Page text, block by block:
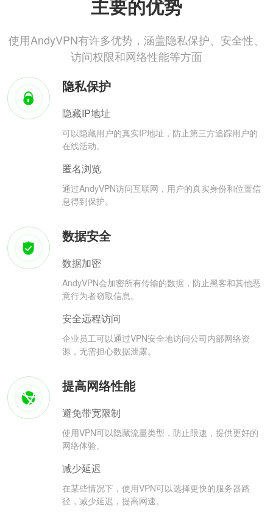
主要的优势
使用AndyVPN有许多优势，涵盖隐私保护、安全性、
访问权限和网络性能等方面
隐私保护
隐藏IP地址
可以隐藏用户的真实IP地址，防止第三方追踪用户的
在线活动。
匿名浏览
通过AndyVPN访问互联网，用户的真实身份和位置信
息得到保护。
数据安全
数据加密
AndyVPN会加密所有传输的数据，防止黑客和其他恶
意行为者窃取信息。
安全远程访问
企业员工可以通过VPN安全地访问公司内部网络资
源，无需担心数据泄露。
提高网络性能
避免带宽限制
使用VPN可以隐藏流量类型，防止限速，提供更好的
网络体验。
减少延迟
在某些情况下，使用VPN可以选择更快的服务器路
径，减少延迟，提高网速。